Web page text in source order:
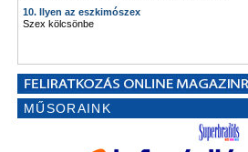
10. Ilyen az eszkimószex
Szex kölcsönbe
MŰSORAINK